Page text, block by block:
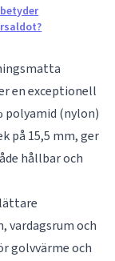
en exceptionell
polyamid (nylon)
på 15,5 mm, ger
hållbar och
vardagsrum och
golvvärme och